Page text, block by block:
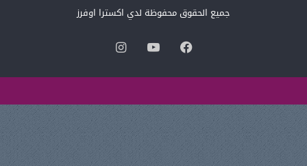
جميع الحقوق محفوظة لدي اكسترا اوفرز
فيسبوك‫YouTubeانستقرام